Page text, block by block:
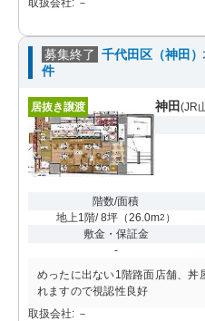
取扱会社: －
募集終了 千代田区（神田
件
居抜き譲渡 神田 (JR
階数/面積
地上1階/ 8坪（26.0m2 ）
敷金・保証金
-
めったに出ない1階路面店舗、丼
れますので視認性良好
取扱会社: －